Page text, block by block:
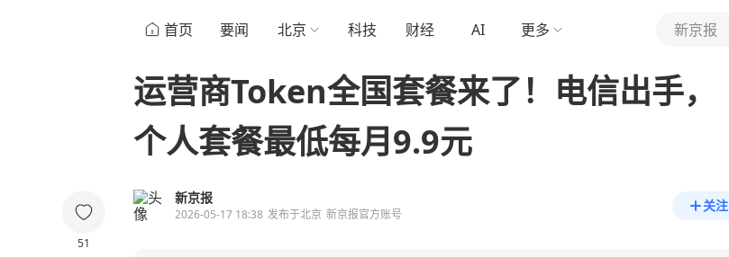
首页 要闻 北京 科技 财经 AI 更多 新京报
51
运营商Token全国套餐来了！电信出手，
个人套餐最低每月9.9元
新京报
2026-05-17 18:38 发布于北京 新京报官方账号
关注